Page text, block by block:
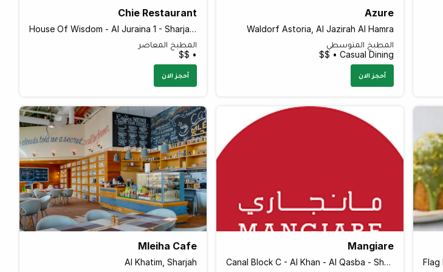
Azure
Waldorf Astoria, Al Jazirah Al Hamra
المطبخ المتوسطي
Casual Dining • $$
أحجز الان
Chie Restaurant
House Of Wisdom - Al Juraina 1 - Sharjah - United Arab Emirates
المطبخ المعاصر
• $$
أحجز الان
Mangiare
Canal Block C - Al Khan - Al Qasba - Sharjah - United Arab Emirates
Mleiha Cafe
Al Khatim, Sharjah